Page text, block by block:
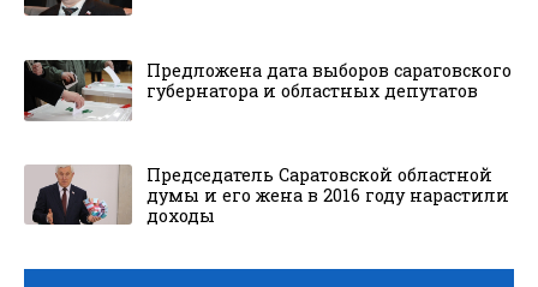
Предложена дата выборов саратовского
губернатора и областных депутатов
Председатель Саратовской областной
думы и его жена в 2016 году нарастили
доходы